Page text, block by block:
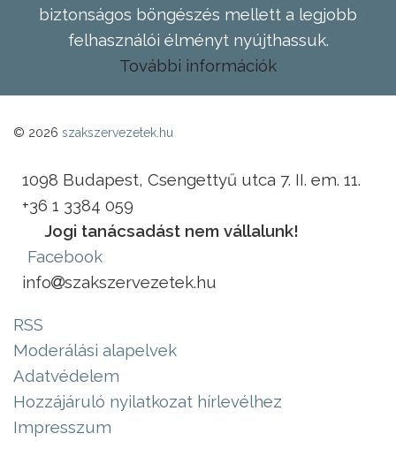
biztonságos böngészés mellett a legjobb
felhasználói élményt nyújthassuk.
További információk
© 2026 szakszervezetek.hu
1098 Budapest, Csengettyű utca 7. II. em. 11.
+36 1 3384 059
Jogi tanácsadást nem vállalunk!
Facebook
info
szakszervezetek.hu
RSS
Moderálási alapelvek
Adatvédelem
Hozzájáruló nyilatkozat hírlevélhez
Impresszum